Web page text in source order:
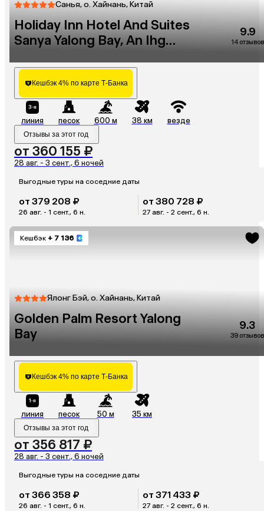
Санья, о. Хайнань, Китай
Holiday Inn Hotel And Suites
Sanya Yalong Bay, An Ihg
9.9
14 отзывов
Кешбэк 4% по карте Т-Банка
линия песок 600 м 38 км везде
Отзывы за этот год
от 360 155 ₽
28 авг. - 3 сент., 6 ночей
Выгодные туры на соседние даты
от 379 208 ₽
26 авг. - 1 сент., 6 н.
от 380 728 ₽
27 авг. - 2 сент., 6 н.
Кешбэк + 7 136
Ялонг Бэй, о. Хайнань, Китай
Golden Palm Resort Yalong
Bay
9.3
39 отзывов
Кешбэк 4% по карте Т-Банка
линия песок 50 м 35 км
Отзывы за этот год
от 356 817 ₽
28 авг. - 3 сент., 6 ночей
Выгодные туры на соседние даты
от 366 358 ₽
26 авг. - 1 сент., 6 н.
от 371 433 ₽
27 авг. - 2 сент., 6 н.